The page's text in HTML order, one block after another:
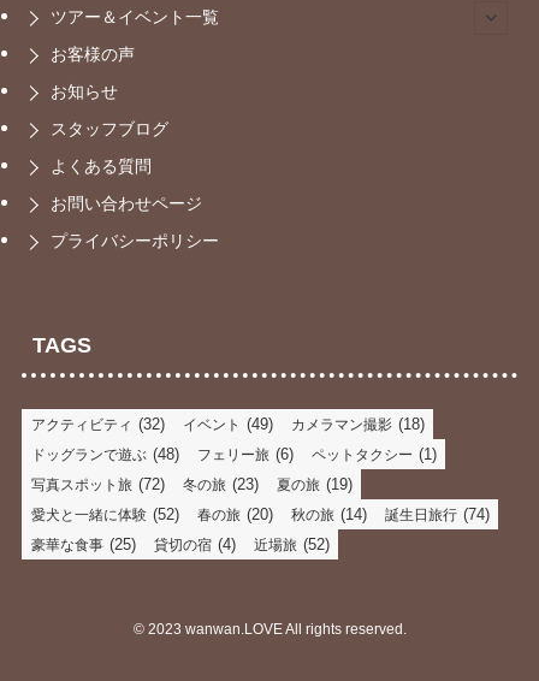
ツアー＆イベント一覧
お客様の声
お知らせ
スタッフブログ
よくある質問
お問い合わせページ
プライバシーポリシー
TAGS
アクティビティ (32) イベント (49) カメラマン撮影 (18)
ドッグランで遊ぶ (48) フェリー旅 (6) ペットタクシー (1)
写真スポット旅 (72) 冬の旅 (23) 夏の旅 (19)
愛犬と一緒に体験 (52) 春の旅 (20) 秋の旅 (14) 誕生日旅行 (74)
豪華な食事 (25) 貸切の宿 (4) 近場旅 (52)
©2023 wanwan.LOVE All rights reserved.